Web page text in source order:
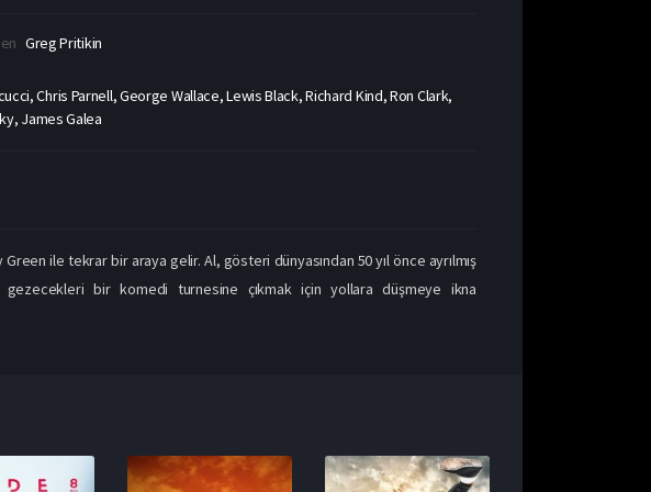
Greg Pritikin
Chris Parnell, George Wallace, Lewis Black, Richard Kind, Ron Clark,
James Galea
ile tekrar bir araya gelir. Al, gösteri dünyasından 50 yıl önce ayrılmış
gezecekleri bir komedi turnesine çıkmak için yollara düşmeye ikna